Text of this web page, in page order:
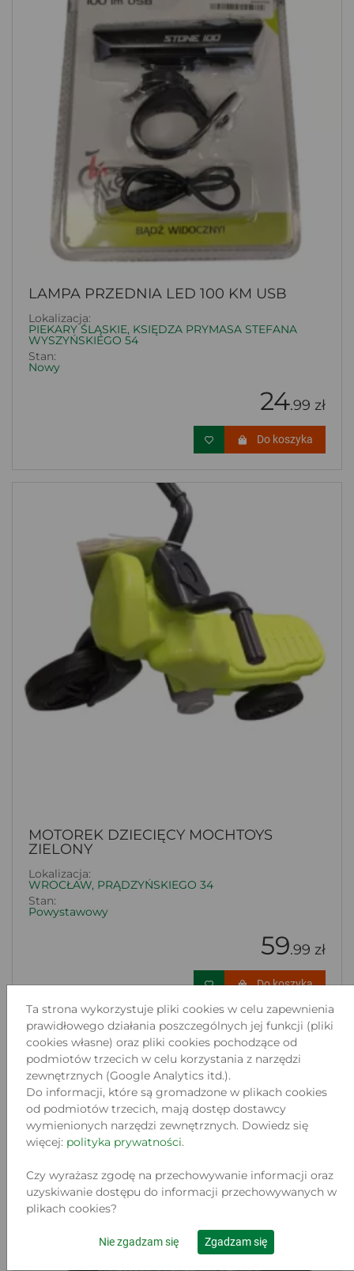
LAMPA PRZEDNIA LED 100 KM USB
Lokalizacja:
PIEKARY ŚLĄSKIE, KSIĘDZA PRYMASA STEFANA
WYSZYŃSKIEGO 54
Stan:
Nowy
24.99 zł
Do koszyka
MOTOREK DZIECIĘCY MOCHTOYS
ZIELONY
Lokalizacja:
WROCŁAW, PRĄDZYŃSKIEGO 34
Stan:
Powystawowy
59.99 zł
Do koszyka
Ta strona wykorzystuje pliki cookies w celu zapewnienia
prawidłowego działania poszczególnych jej funkcji (pliki
cookies własne) oraz pliki cookies pochodzące od
podmiotów trzecich w celu korzystania z narzędzi
zewnętrznych (Google Analytics itd.).
Do informacji, które są gromadzone w plikach cookies
od podmiotów trzecich, mają dostęp dostawcy
wymienionych narzędzi zewnętrznych. Dowiedz się
więcej: polityka prywatności.
Czy wyrażasz zgodę na przechowywanie informacji oraz
uzyskiwanie dostępu do informacji przechowywanych w
plikach cookies?
Nie zgadzam się Zgadzam się